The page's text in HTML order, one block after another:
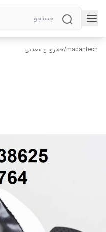
madantech
/حفاری و معدنی